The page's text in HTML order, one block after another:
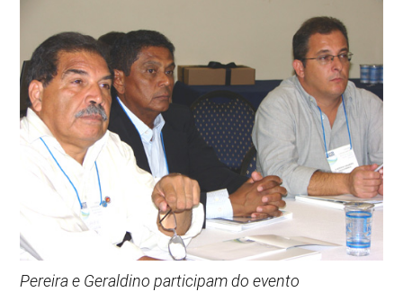
Pereira e Geraldino participam do evento